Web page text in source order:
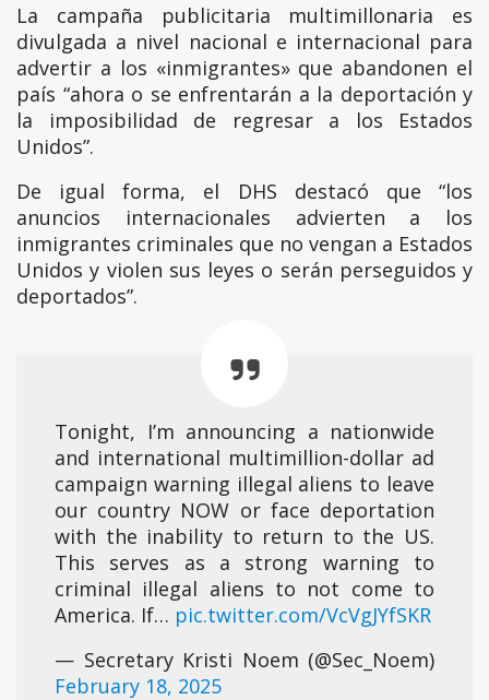
La campaña publicitaria multimillonaria es
divulgada a nivel nacional e internacional para
advertir a los «inmigrantes» que abandonen el
país “ahora o se enfrentarán a la deportación y
la imposibilidad de regresar a los Estados
Unidos”.
De igual forma, el DHS destacó que “los
anuncios internacionales advierten a los
inmigrantes criminales que no vengan a Estados
Unidos y violen sus leyes o serán perseguidos y
deportados”.
Tonight, I’m announcing a nationwide
and international multimillion-dollar ad
campaign warning illegal aliens to leave
our country NOW or face deportation
with the inability to return to the US.
This serves as a strong warning to
criminal illegal aliens to not come to
America. If… pic.twitter.com/VcVgJYfSKR
— Secretary Kristi Noem (@Sec_Noem)
February 18, 2025